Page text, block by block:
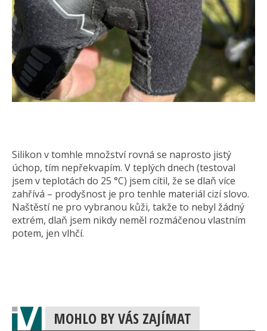
Silikon v tomhle množství rovná se naprosto jistý
úchop, tím nepřekvapím. V teplých dnech (testoval
jsem v teplotách do 25 °C) jsem cítil, že se dlaň více
zahřívá – prodyšnost je pro tenhle materiál cizí slovo.
Naštěstí ne pro vybranou kůži, takže to nebyl žádný
extrém, dlaň jsem nikdy neměl rozmáčenou vlastním
potem, jen vlhčí.
MOHLO BY VÁS ZAJÍMAT